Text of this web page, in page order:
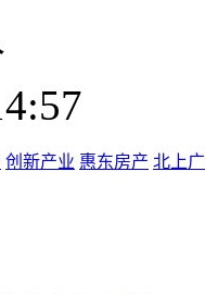
创新产业 惠东房产 北上